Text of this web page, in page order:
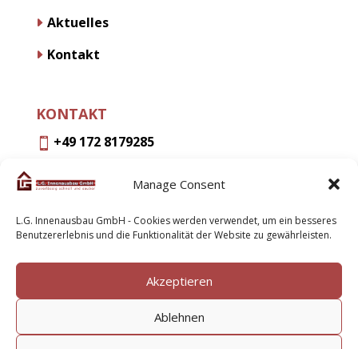
Manage Consent
L.G. Innenausbau GmbH - Cookies werden verwendet, um ein besseres
Benutzererlebnis und die Funktionalität der Website zu gewährleisten.
Akzeptieren
Ablehnen
Aktuelles
Kontakt
KONTAKT
 +49 172 8179285
 info@lg-innenausbau.de
Lochhamerstr. 7,
82152 Planegg